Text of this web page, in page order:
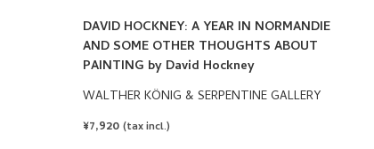
DAVID HOCKNEY: A YEAR IN NORMANDIE
AND SOME OTHER THOUGHTS ABOUT
PAINTING by David Hockney
WALTHER KÖNIG & SERPENTINE GALLERY
REGULAR
¥7,920 (tax incl.)